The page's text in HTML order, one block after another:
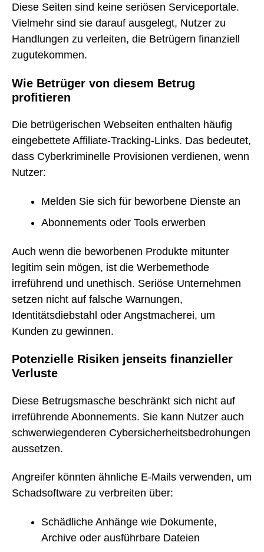
Diese Seiten sind keine seriösen Serviceportale.
Vielmehr sind sie darauf ausgelegt, Nutzer zu
Handlungen zu verleiten, die Betrügern finanziell
zugutekommen.
Wie Betrüger von diesem Betrug
profitieren
Die betrügerischen Webseiten enthalten häufig
eingebettete Affiliate-Tracking-Links. Das bedeutet,
dass Cyberkriminelle Provisionen verdienen, wenn
Nutzer:
Melden Sie sich für beworbene Dienste an
Abonnements oder Tools erwerben
Auch wenn die beworbenen Produkte mitunter
legitim sein mögen, ist die Werbemethode
irreführend und unethisch. Seriöse Unternehmen
setzen nicht auf falsche Warnungen,
Identitätsdiebstahl oder Angstmacherei, um
Kunden zu gewinnen.
Potenzielle Risiken jenseits finanzieller
Verluste
Diese Betrugsmasche beschränkt sich nicht auf
irreführende Abonnements. Sie kann Nutzer auch
schwerwiegenderen Cybersicherheitsbedrohungen
aussetzen.
Angreifer könnten ähnliche E-Mails verwenden, um
Schadsoftware zu verbreiten über:
Schädliche Anhänge wie Dokumente,
Archive oder ausführbare Dateien